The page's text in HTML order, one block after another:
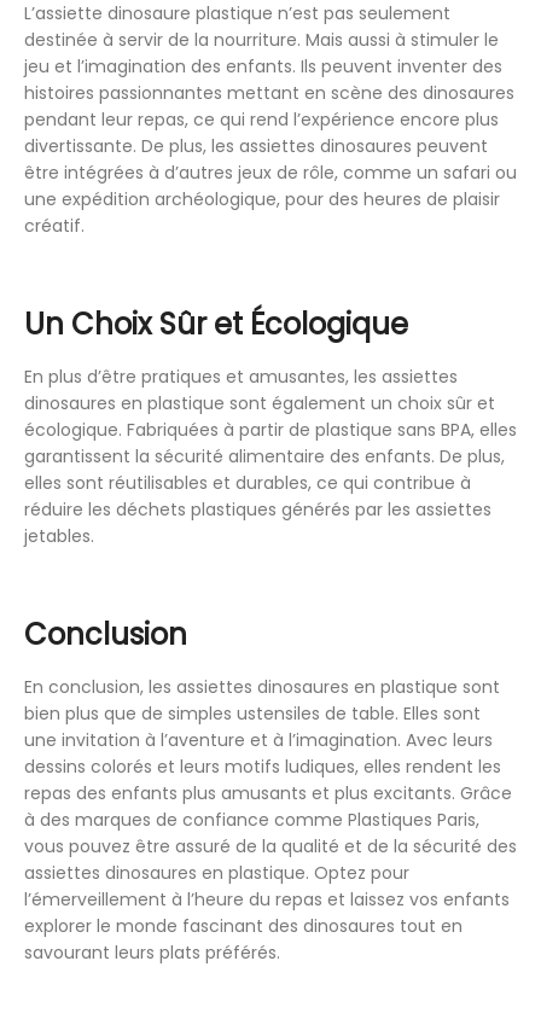
L’assiette dinosaure plastique n’est pas seulement
destinée à servir de la nourriture. Mais aussi à stimuler le
jeu et l’imagination des enfants. Ils peuvent inventer des
histoires passionnantes mettant en scène des dinosaures
pendant leur repas, ce qui rend l’expérience encore plus
divertissante. De plus, les assiettes dinosaures peuvent
être intégrées à d’autres jeux de rôle, comme un safari ou
une expédition archéologique, pour des heures de plaisir
créatif.
Un Choix Sûr et Écologique
En plus d’être pratiques et amusantes, les assiettes
dinosaures en plastique sont également un choix sûr et
écologique. Fabriquées à partir de plastique sans BPA, elles
garantissent la sécurité alimentaire des enfants. De plus,
elles sont réutilisables et durables, ce qui contribue à
réduire les déchets plastiques générés par les assiettes
jetables.
Conclusion
En conclusion, les assiettes dinosaures en plastique sont
bien plus que de simples ustensiles de table. Elles sont
une invitation à l’aventure et à l’imagination. Avec leurs
dessins colorés et leurs motifs ludiques, elles rendent les
repas des enfants plus amusants et plus excitants. Grâce
à des marques de confiance comme Plastiques Paris,
vous pouvez être assuré de la qualité et de la sécurité des
assiettes dinosaures en plastique. Optez pour
l’émerveillement à l’heure du repas et laissez vos enfants
explorer le monde fascinant des dinosaures tout en
savourant leurs plats préférés.